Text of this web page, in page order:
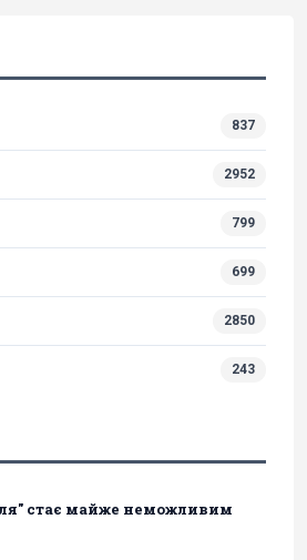
837
2952
799
699
2850
243
стає майже неможливим